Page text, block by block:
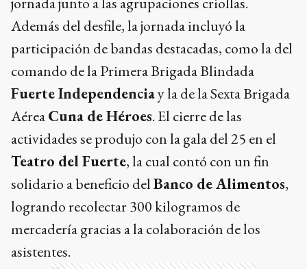
Además del desfile, la jornada incluyó la
participación de bandas destacadas, como la del
comando de la Primera Brigada Blindada
Fuerte Independenciay la de la Sexta Brigada
AéreaCuna de Héroes. El cierre de las
actividades se produjo con la gala del 25 en el
Teatro del Fuerte, la cual contó con un fin
solidario a beneficio delBanco de Alimentos,
logrando recolectar 300 kilogramos de
mercadería gracias a la colaboración de los
asistentes.